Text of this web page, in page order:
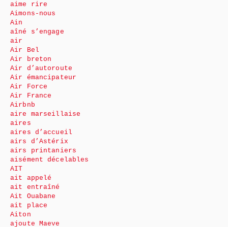
aime rire
Aimons-nous
Ain
aîné s’engage
air
Air Bel
Air breton
Air d’autoroute
Air émancipateur
Air Force
Air France
Airbnb
aire marseillaise
aires
aires d’accueil
airs d’Astérix
airs printaniers
aisément décelables
AIT
ait appelé
ait entraîné
Ait Ouabane
ait place
Aiton
ajoute Maeve